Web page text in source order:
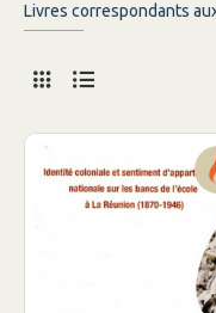
Livres correspondants